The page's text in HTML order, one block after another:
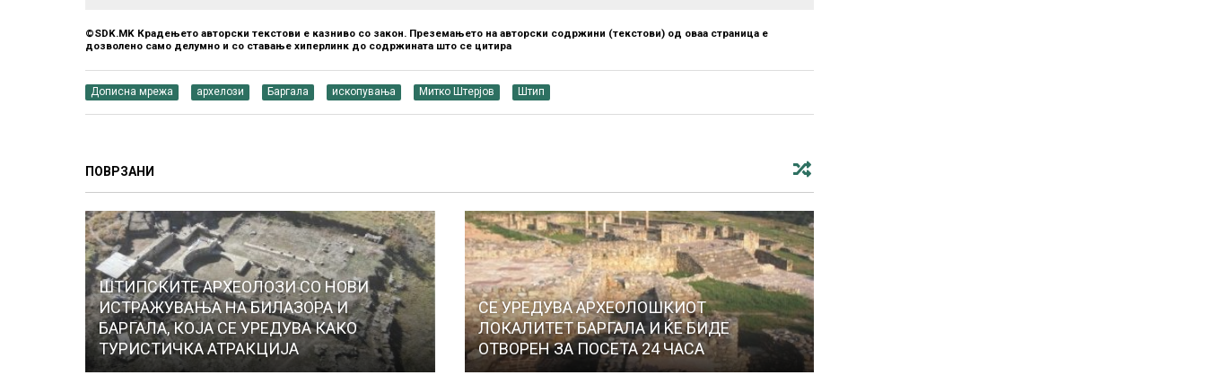
©SDK.MK Крадењето авторски текстови е казниво со закон. Преземањето на авторски содржини (текстови) од оваа страница е
дозволено само делумно и со ставање хиперлинк до содржината што се цитира
Дописна мрежа архелози Баргала ископувања Митко Штерјов Штип
ПОВРЗАНИ
ШТИПСКИТЕ АРХЕОЛОЗИ СО НОВИ
ИСТРАЖУВАЊА НА БИЛАЗОРА И
БАРГАЛА, КОЈА СЕ УРЕДУВА КАКО
ТУРИСТИЧКА АТРАКЦИЈА
СЕ УРЕДУВА АРХЕОЛОШКИОТ
ЛОКАЛИТЕТ БАРГАЛА И ЌЕ БИДЕ
ОТВОРЕН ЗА ПОСЕТА 24 ЧАСА